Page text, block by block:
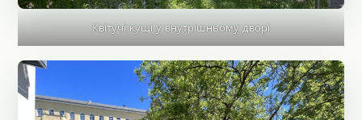
Квітучі кущі у внутрішньому дворі